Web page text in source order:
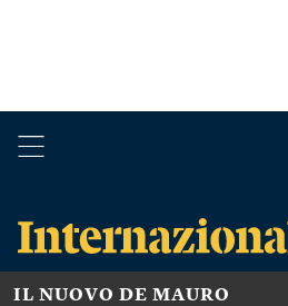
IL NUOVO DE MAURO